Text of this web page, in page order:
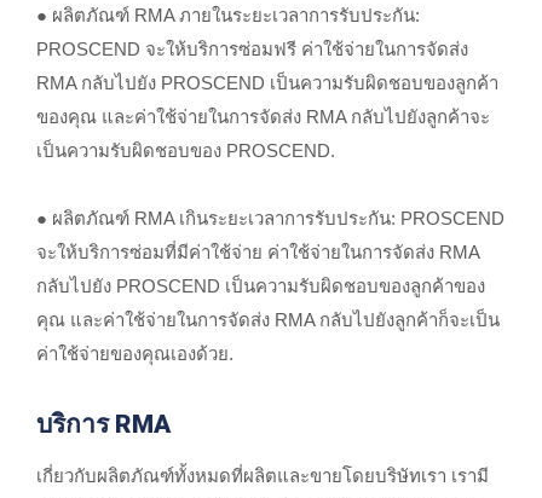
● ผลิตภัณฑ์ RMA ภายในระยะเวลาการรับประกัน:
PROSCEND จะให้บริการซ่อมฟรี ค่าใช้จ่ายในการจัดส่ง
RMA กลับไปยัง PROSCEND เป็นความรับผิดชอบของลูกค้า
ของคุณ และค่าใช้จ่ายในการจัดส่ง RMA กลับไปยังลูกค้าจะ
เป็นความรับผิดชอบของ PROSCEND.
● ผลิตภัณฑ์ RMA เกินระยะเวลาการรับประกัน: PROSCEND
จะให้บริการซ่อมที่มีค่าใช้จ่าย ค่าใช้จ่ายในการจัดส่ง RMA
กลับไปยัง PROSCEND เป็นความรับผิดชอบของลูกค้าของ
คุณ และค่าใช้จ่ายในการจัดส่ง RMA กลับไปยังลูกค้าก็จะเป็น
ค่าใช้จ่ายของคุณเองด้วย.
บริการ RMA
เกี่ยวกับผลิตภัณฑ์ทั้งหมดที่ผลิตและขายโดยบริษัทเรา เรามี